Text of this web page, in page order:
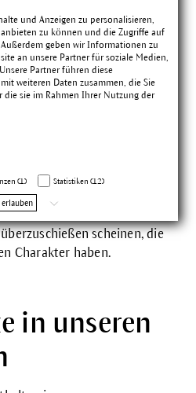
und Anzeigen zu personalisieren,
zu können und die Zugriffe auf
geben wir Informationen zu
an unsere Partner für soziale Medien,
Partner führen diese
weiteren Daten zusammen, die Sie
sie im Rahmen Ihrer Nutzung der
(1) Statistiken (12)
anders
man die Brennnessel
Rückrat in
Chlorophyll, dem sie den
hat. Der Stängel hat
in den Brennhaaren
scheinen, die
Charakter haben.
in unseren